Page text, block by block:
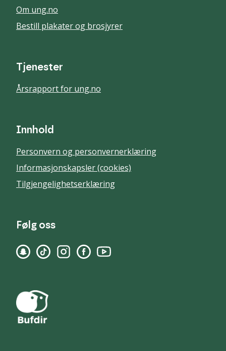
Om ung.no
Bestill plakater og brosjyrer
Tjenester
Årsrapport for ung.no
Innhold
Personvern og personvernerklæring
Informasjonskapsler (cookies)
Tilgjengelighetserklæring
Følg oss